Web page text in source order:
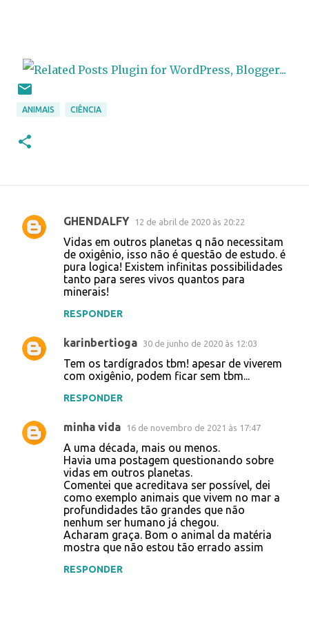
ANIMAIS CIÊNCIA
C
á
s
GHENDALFY 12 de abril de 2020 às 20:22
Vidas em outros planetas q não necessitam
de oxigênio, isso não é questão de estudo. é
pura logica! Existem infinitas possibilidades
tanto para seres vivos quantos para
minerais!
RESPONDER
karinbertioga 30 de junho de 2020 às 12:03
Tem os tardígrados tbm! apesar de viverem
com oxigênio, podem ficar sem tbm...
RESPONDER
minha vida 16 de novembro de 2021 às 17:47
A uma década, mais ou menos.
Havia uma postagem questionando sobre
vidas em outros planetas.
Comentei que acreditava ser possível, dei
como exemplo animais que vivem no mar a
profundidades tão grandes que não
nenhum ser humano já chegou.
Acharam graça. Bom o animal da matéria
mostra que não estou tão errado assim
RESPONDER